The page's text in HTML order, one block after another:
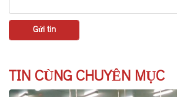
TIN CÙNG CHUYÊN MỤC